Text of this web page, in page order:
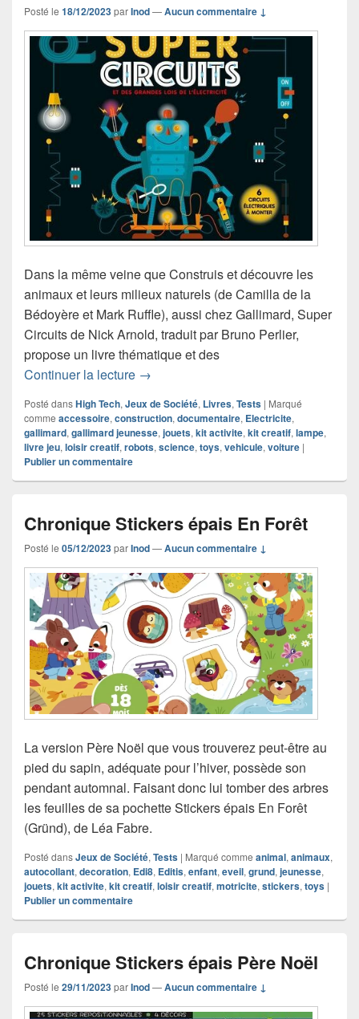
Posté le 18/12/2023parInod—Aucun commentaire ↓
Dans la même veine que Construis et découvre les
animaux et leurs milieux naturels (de Camilla de la
Bédoyère et Mark Ruffle), aussi chez Gallimard, Super
Circuits de Nick Arnold, traduit par Bruno Perlier,
propose un livre thématique et des
Continuer la lecture Chronique livre documentaire Super
→
Posté dansHigh Tech, Jeux de Société, Livres, Tests | Marqué
comme accessoire, construction, documentaire, Electricite,
gallimard, gallimard jeunesse, jouets, kit activite, kit creatif, lampe,
livre jeu, loisir creatif, robots, science, toys, vehicule, voiture |
Publier un commentaire
Chronique Stickers épais En Forêt
Posté le 05/12/2023parInod—Aucun commentaire ↓
La version Père Noël que vous trouverez peut-être au
pied du sapin, adéquate pour l’hiver, possède son
pendant automnal. Faisant donc lui tomber des arbres
les feuilles de sa pochette Stickers épais En Forêt
(Gründ), de Léa Fabre.
Posté dansJeux de Société, Tests | Marqué comme animal, animaux,
autocollant, decoration, Edi8, Editis, enfant, eveil, grund, jeunesse,
jouets, kit activite, kit creatif, loisir creatif, motricite, stickers, toys |
Publier un commentaire
Chronique Stickers épais Père Noël
Posté le 29/11/2023parInod—Aucun commentaire ↓